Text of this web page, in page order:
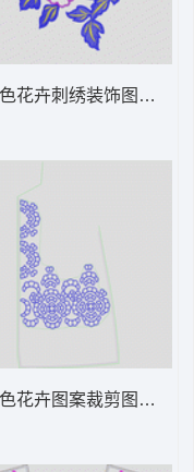
曲线
花卉刺绣装饰图案 贴
花卉图案裁剪图 镂空花